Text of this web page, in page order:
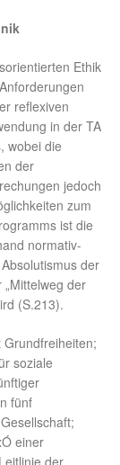
Ethik
reflexiven
in der TA
wobei die
der
jedoch
zum
ist die
normativ-
der
der
(S.213).
soziale
fünf
einer